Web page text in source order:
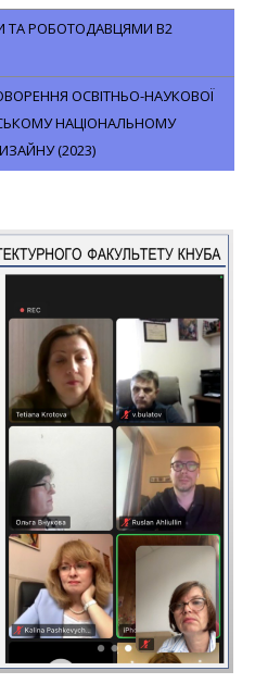
ТА РОБОТОДАВЦЯМИ В2
ОСВІТНЬО-НАУКОВОЇ
НАЦІОНАЛЬНОМУ
(2023)